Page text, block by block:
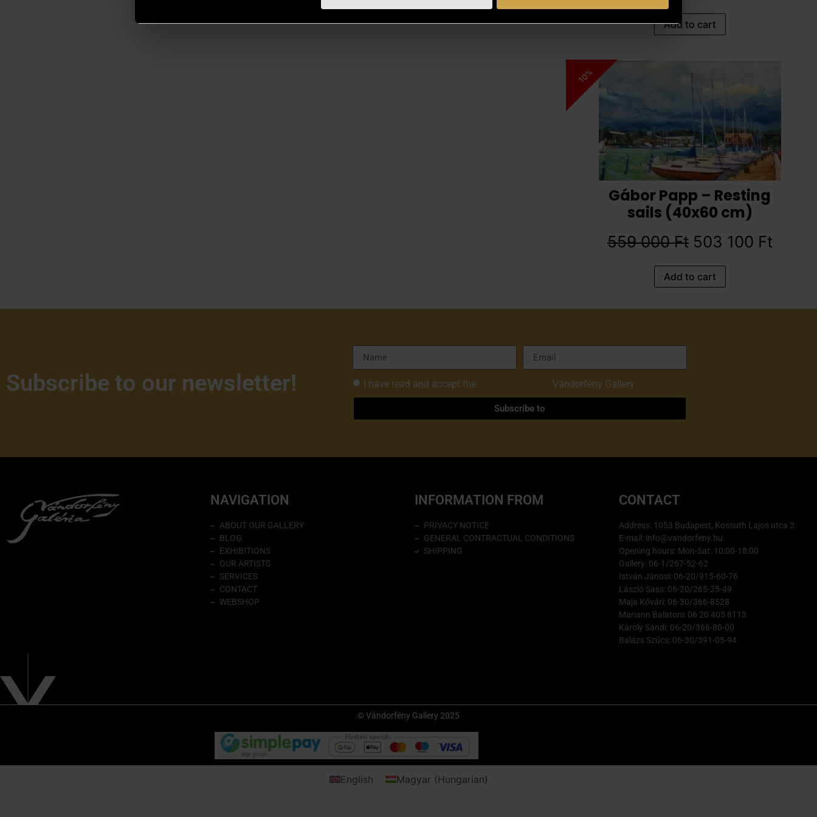
Add to cart
10%
Gábor Papp – Resting
sails (40x60 cm)
559 000Ft 503 100 Ft
Add to cart
Subscribe to our newsletter! I have read and accept the Vándorfény Gallery
Subscribe to
NAVIGATION
ABOUT OUR GALLERY
BLOG
EXHIBITIONS
OUR ARTISTS
SERVICES
CONTACT
WEBSHOP
INFORMATION FROM
PRIVACY NOTICE
GENERAL CONTRACTUAL CONDITIONS
SHIPPING
CONTACT
Address: 1053 Budapest, Kossuth Lajos utca 3.
E-mail: info@vandorfeny.hu
Opening hours: Mon-Sat: 10:00-18:00
Gallery: 06-1/267-52-62
István Jánosi: 06-20/915-60-76
László Sass: 06-20/265-25-49
Maja Kővári: 06-30/366-8528
Mariann Balatoni: 06 20 405 8113
Károly Sándi: 06-20/366-80-00
Balázs Szűcs: 06-30/391-05-94
© Vándorfény Gallery 2025
English Magyar (Hungarian)